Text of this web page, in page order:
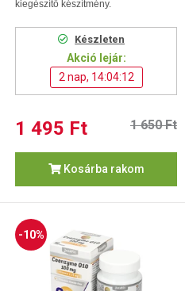
kiegészítő készítmény.
Készleten
Akció lejár:
2 nap, 14:04:11
1 495 Ft 1 650 Ft
Kosárba rakom
-10%